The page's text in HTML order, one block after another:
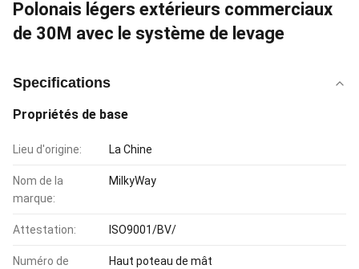
Polonais légers extérieurs commerciaux
de 30M avec le système de levage
Specifications
Propriétés de base
Lieu d'origine: La Chine
Nom de la
marque:
MilkyWay
Attestation: ISO9001/BV/
Numéro de
Haut poteau de mât